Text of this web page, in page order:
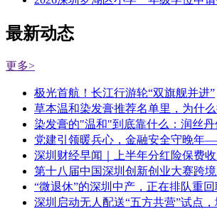
最新动态
更多>
极光首航！长江行游轮“双旗舰并进”
草本温和染发膏推荐名单里，为什
染发膏的"温和"到底靠什么：润丝
党建引领暖兵心，金融安全守晚年
深圳财经早闻｜上半年分红险保费
第十八届中国深圳创新创业大赛跨
“微退休”的深圳中产，正在排队重回
深圳启动无人配送“五方共营”试点